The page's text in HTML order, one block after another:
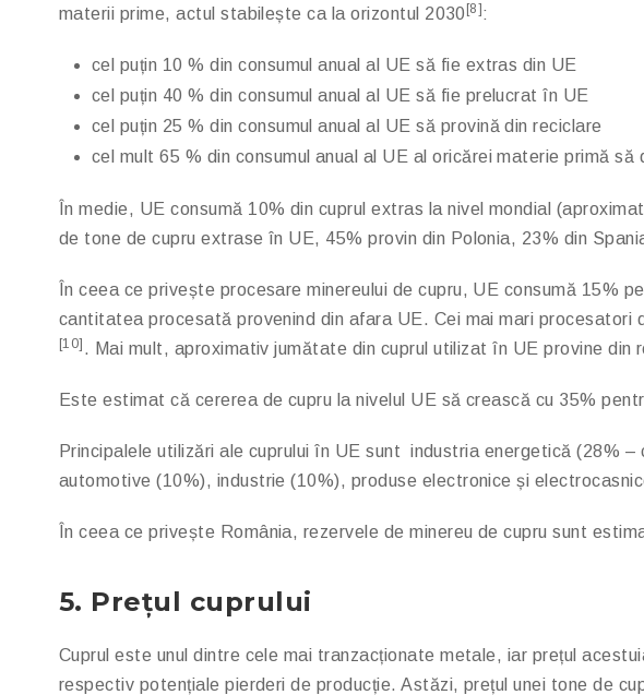
materii prime, actul stabilește ca la orizontul 2030 [8] :
cel puțin 10 % din consumul anual al UE să fie extras din UE
cel puțin 40 % din consumul anual al UE să fie prelucrat în UE
cel puțin 25 % din consumul anual al UE să provină din reciclare
cel mult 65 % din consumul anual al UE al oricărei materie primă să
În medie, UE consumă 10% din cuprul extras la nivel mondial
de tone de cupru extrase în UE, 45% provin din Polonia, 23% din
În ceea ce privește procesare minereului de cupru, UE consumă 15%
cantitatea procesată provenind din afara UE. Cei mai mari procesatori
[10] . Mai mult, aproximativ jumătate din cuprul utilizat în UE provine din
Este estimat că cererea de cupru la nivelul UE să crească cu 35%
Principalele utilizări ale cuprului în UE sunt industria energetică (28%
automotive (10%), industrie (10%), produse electronice și
În ceea ce privește România, rezervele de minereu de cupru sunt
5. Prețul cuprului
Cuprul este unul dintre cele mai tranzacționate metale, iar prețul
respectiv potențiale pierderi de producție. Astăzi, prețul unei tone de